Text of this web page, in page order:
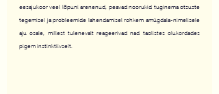
eesajukoor veel lõpuni arenenud, peavad noorukid tuginema otsuste
tegemisel ja probleemide lahendamisel rohkem amügdala-nimelisele
aju osale, millest tulenevalt reageerivad nad taolistes olukordades
pigem instinktiivselt.